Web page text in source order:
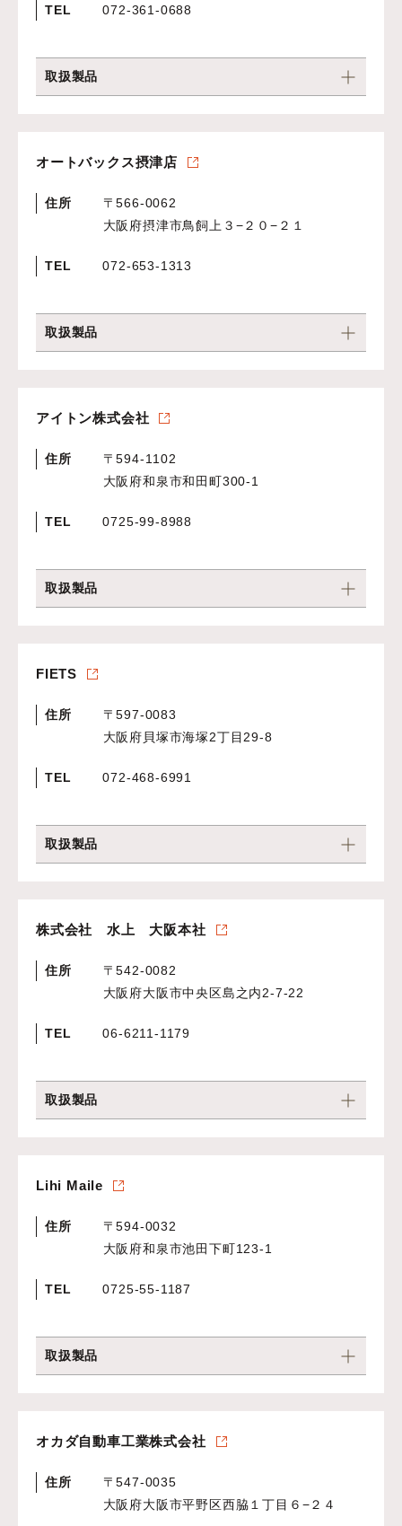
TEL 072-361-0688
取扱製品
オートバックス摂津店
住所
〒566-0062
大阪府摂津市鳥飼上３−２０−２１
TEL 072-653-1313
取扱製品
アイトン株式会社
住所
〒594-1102
大阪府和泉市和田町300-1
TEL 0725-99-8988
取扱製品
FIETS
住所
〒597-0083
大阪府貝塚市海塚2丁目29-8
TEL 072-468-6991
取扱製品
株式会社 水上 大阪本社
住所
〒542-0082
大阪府大阪市中央区島之内2-7-22
TEL 06-6211-1179
取扱製品
Lihi Maile
住所
〒594-0032
大阪府和泉市池田下町123‐1
TEL 0725-55-1187
取扱製品
オカダ自動車工業株式会社
住所
〒547-0035
大阪府大阪市平野区西脇１丁目６−２４